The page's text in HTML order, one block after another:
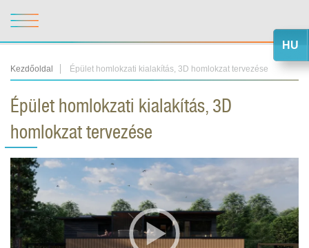
Kezdőoldal Épület homlokzati kialakítás, 3D homlokzat tervezése
Épület homlokzati kialakítás, 3D
homlokzat tervezése
HU